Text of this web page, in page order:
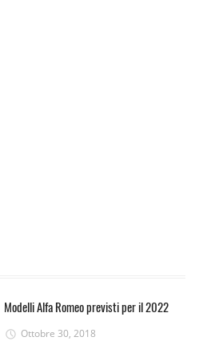
Modelli Alfa Romeo previsti per il 2022
Ottobre 30, 2018